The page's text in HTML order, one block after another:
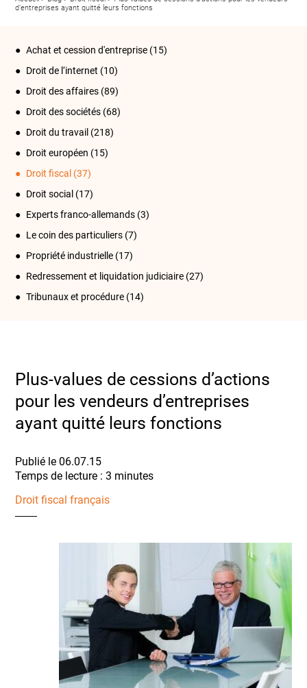
d’entreprises ayant quitté leurs fonctions
Achat et cession d'entreprise (15)
Droit de l‘internet (10)
Droit des affaires (89)
Droit des sociétés (68)
Droit du travail (218)
Droit européen (15)
Droit fiscal (37)
Droit social (17)
Experts franco-allemands (3)
Le coin des particuliers (7)
Propriété industrielle (17)
Redressement et liquidation judiciaire (27)
Tribunaux et procédure (14)
Plus-values de cessions d’actions
pour les vendeurs d’entreprises
ayant quitté leurs fonctions
Publié le 06.07.15
Droit fiscal français